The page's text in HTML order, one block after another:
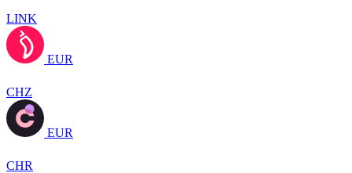
LINK
EUR
CHZ
EUR
CHR